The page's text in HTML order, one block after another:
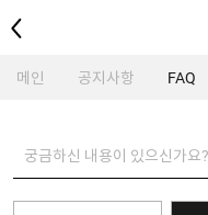
메인 공지사항 FAQ